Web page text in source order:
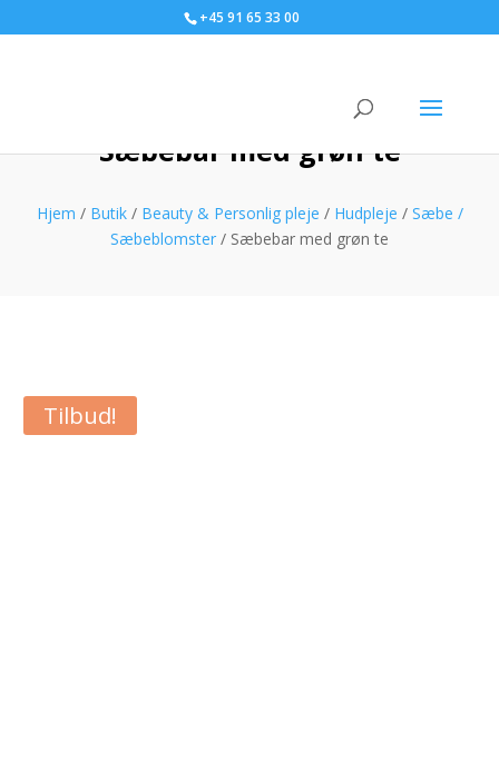
+45 91 65 33 00
Sæbebar med grøn te
Hjem / Butik/ Beauty & Personlig pleje / Hudpleje / Sæbe /
Sæbeblomster / Sæbebar med grøn te
Tilbud!